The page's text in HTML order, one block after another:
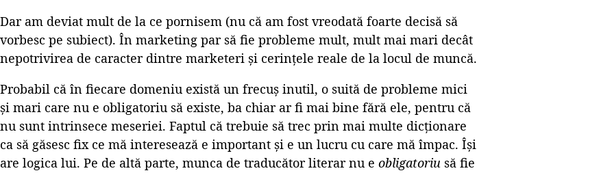
Dar am deviat mult de la ce pornisem (nu că am fost vreodată foarte decisă să
vorbesc pe subiect). În marketing par să fie probleme mult, mult mai mari decât
nepotrivirea de caracter dintre marketeri și cerințele reale de la locul de muncă.
Probabil că în fiecare domeniu există un frecuș inutil, o suită de probleme mici
și mari care nu e obligatoriu să existe, ba chiar ar fi mai bine fără ele, pentru că
nu sunt intrinsece meseriei. Faptul că trebuie să trec prin mai multe dicționare
ca să găsesc fix ce mă interesează e important și e un lucru cu care mă împac. Își
are logica lui. Pe de altă parte, munca de traducător literar nu e obligatoriu să fie